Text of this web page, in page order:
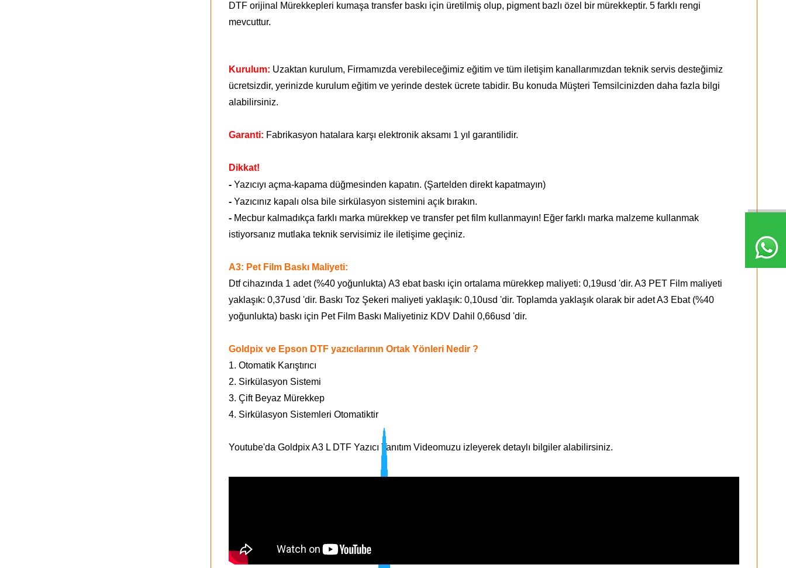
DTF orijinal Mürekkepleri kumaşa transfer baskı için üretilmiş olup, pigment bazlı özel bir mürekkeptir. 5 farklı rengi
mevcuttur.
Kurulum: Uzaktan kurulum, Firmamızda verebileceğimiz eğitim ve tüm iletişim kanallarımızdan teknik servis desteğimiz
ücretsizdir, yerinizde kurulum eğitim ve yerinde destek ücrete tabidir. Bu konuda Müşteri Temsilcinizden daha fazla bilgi
alabilirsiniz.
Garanti: Fabrikasyon hatalara karşı elektronik aksamı 1 yıl garantilidir.
Dikkat!
-Yazıcıyı açma-kapama düğmesinden kapatın. (Şartelden direkt kapatmayın)
- Yazıcınız kapalı olsa bile sirkülasyon sistemini açık bırakın.
- Mecbur kalmadıkça farklı marka mürekkep ve transfer pet film kullanmayın! Eğer farklı marka malzeme kullanmak
istiyorsanız mutlaka teknik servisimiz ile iletişime geçiniz.
A3: Pet Film Baskı Maliyeti:
Dtf cihazında 1 adet (%40 yoğunlukta) A3 ebat baskı için ortalama mürekkep maliyeti: 0,19usd 'dir. A3 PET Film maliyeti
yaklaşık: 0,37usd 'dir. Baskı Toz Şekeri maliyeti yaklaşık: 0,10usd 'dir. Toplamda yaklaşık olarak bir adet A3 Ebat (%40
yoğunlukta) baskı için Pet Film Baskı Maliyetiniz KDV Dahil 0,66usd 'dir.
Goldpix ve Epson DTF yazıcılarının Ortak Yönleri Nedir ?
1. Otomatik Karıştırıcı
2. Sirkülasyon Sistemi
3. Çift Beyaz Mürekkep
4. Sirkülasyon Sistemleri Otomatiktir
Youtube'da Goldpix A3 L DTF Yazıcı Tanıtım Videomuzu izleyerek detaylı bilgiler alabilirsiniz.